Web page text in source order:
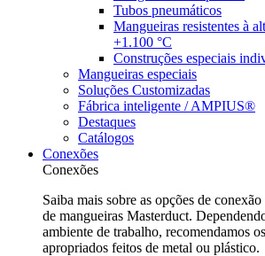
Tubos pneumáticos
Mangueiras resistentes à
+1.100 °C
Construções especiais
Mangueiras especiais
Soluções Customizadas
Fábrica inteligente / AMPIUS®
Destaques
Catálogos
Conexões
Conexões
Saiba mais sobre as opções de
de mangueiras Masterduct.
ambiente de trabalho, recomendamos
apropriados feitos de metal ou plástico.